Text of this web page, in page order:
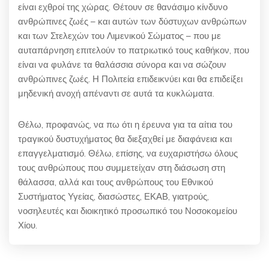
είναι εχθροί της χώρας. Θέτουν σε θανάσιμο κίνδυνο
ανθρώπινες ζωές – και αυτών των δύστυχων ανθρώπων
και των Στελεχών του Λιμενικού Σώματος – που με
αυταπάρνηση επιτελούν το πατριωτικό τους καθήκον, που
είναι να φυλάνε τα θαλάσσια σύνορα και να σώζουν
ανθρώπινες ζωές. Η Πολιτεία επιδεικνύει και θα επιδείξει
μηδενική ανοχή απέναντι σε αυτά τα κυκλώματα.
Θέλω, προφανώς, να πω ότι η έρευνα για τα αίτια του
τραγικού δυστυχήματος θα διεξαχθεί με διαφάνεια και
επαγγελματισμό. Θέλω, επίσης, να ευχαριστήσω όλους
τους ανθρώπους που συμμετείχαν στη διάσωση στη
θάλασσα, αλλά και τους ανθρώπους του Εθνικού
Συστήματος Υγείας, διασώστες, ΕΚΑΒ, γιατρούς,
νοσηλευτές και διοικητικό προσωπικό του Νοσοκομείου
Χίου.